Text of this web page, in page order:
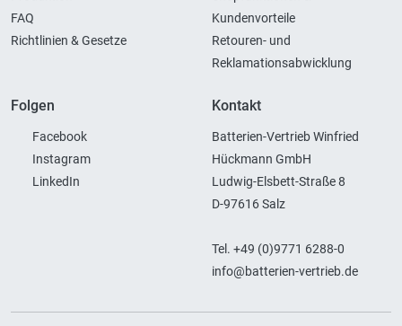
FAQ
Richtlinien & Gesetze
Kundenvorteile
Retouren- und
Reklamationsabwicklung
Folgen
Facebook
Instagram
LinkedIn
Kontakt
Batterien-Vertrieb Winfried
Hückmann GmbH
Ludwig-Elsbett-Straße 8
D-97616 Salz
Tel. +49 (0)9771 6288-0
info@batterien-vertrieb.de